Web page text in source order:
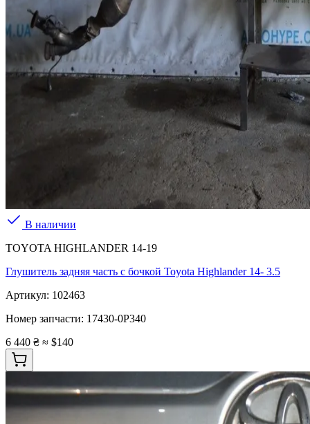
В наличии
TOYOTA HIGHLANDER 14-19
Глушитель задняя часть с бочкой Toyota Highlander 14- 3.5
Артикул: 102463
Номер запчасти: 17430-0P340
6 440 ₴ ≈ $140